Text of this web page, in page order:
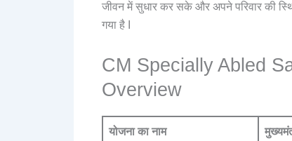
जीवन में सुधार कर सके और अपने परिवार की
गया है I
CM Specially Abled
Overview
योजना का नाम